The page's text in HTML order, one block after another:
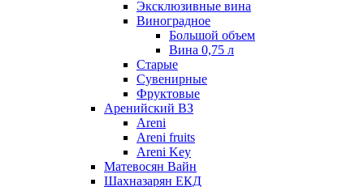
Эксклюзивные вина
Виноградное
Большой объем
Вина 0,75 л
Старые
Сувенирные
Фруктовые
Аренийский ВЗ
Areni
Areni fruits
Areni Key
Матевосян Вайн
Шахназарян ЕКД